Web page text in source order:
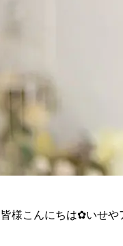
皆様こんにちは✿いせや